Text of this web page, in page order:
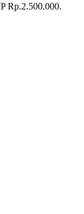
Rp.2.500.000.